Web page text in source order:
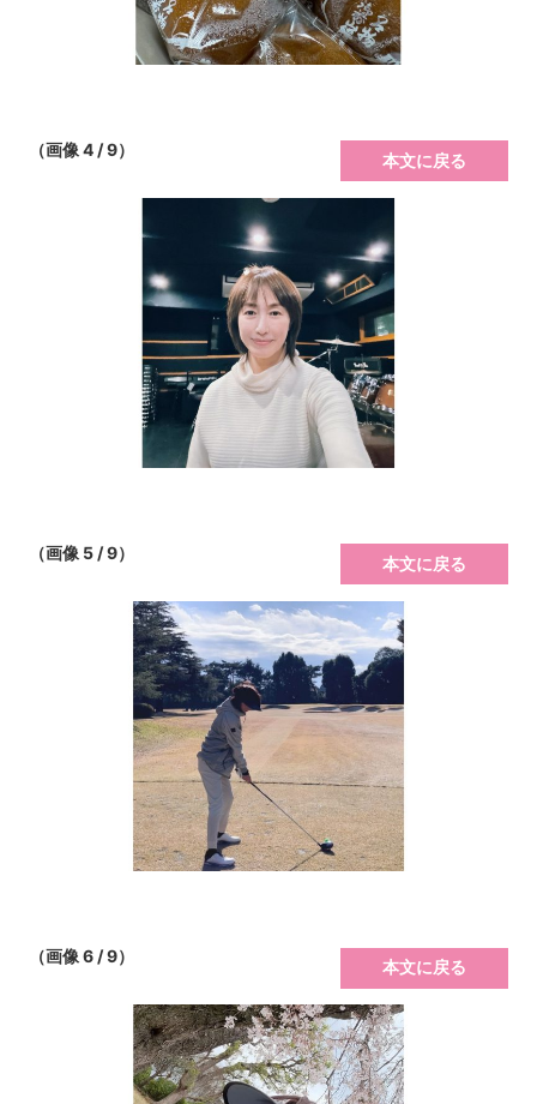
（画像 4 / 9）
本文に戻る
（画像 5 / 9）
本文に戻る
（画像 6 / 9）
本文に戻る